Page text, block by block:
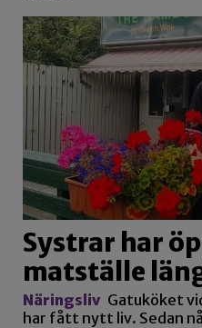
Systrar har
matställe
Näringsliv Gatuköket
har fått nytt liv. Sedan